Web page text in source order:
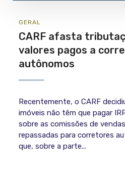
GERAL
CARF afasta
valores pagos a
autônomos
Recentemente, o CARF
imóveis não têm que pagar
sobre as comissões de
repassadas para corretores
que, sobre a parte...